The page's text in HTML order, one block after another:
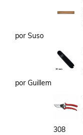
por Suso
por Guillem
308